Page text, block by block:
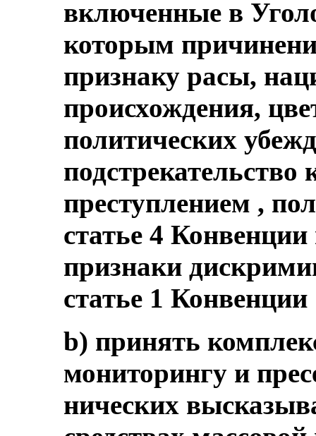
включенные в
которым
признаку расы,
происхождения,
политических
подстрекательство
преступлением ,
статье 4
признаки
статье 1 Конвенции
b) принять
мониторингу и
нических